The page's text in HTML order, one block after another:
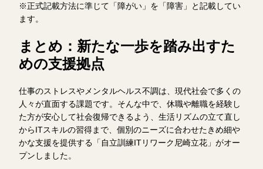
※正式記載方法に準じて「障がい」を「障害」と記載してい
ます。
まとめ：新たな一歩を踏み出すた
めの支援拠点
仕事のストレスやメンタルヘルス不調は、現代社会で多くの
人々が直面する課題です。そんな中で、休職や離職を経験し
た方が安心して社会復帰できるよう、生活リズムの立て直し
からITスキルの習得まで、個別のニーズに合わせたきめ細や
かな支援を提供する「自立訓練ITリワーク尼崎立花」がオー
プンしました。